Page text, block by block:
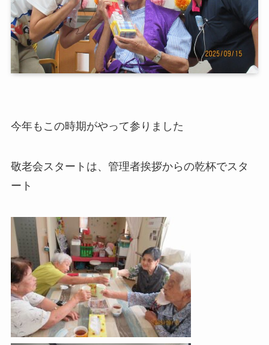
今年もこの時期がやって参りました
敬老会スタートは、管理者挨拶からの乾杯でスタ
ート